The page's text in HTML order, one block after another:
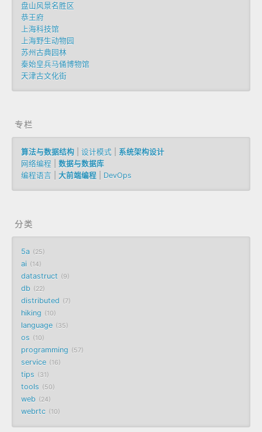
盘山风景名胜区
恭王府
上海科技馆
上海野生动物园
苏州古典园林
秦始皇兵马俑博物馆
天津古文化街
专栏
算法与数据结构 设计模式
系统架构设计
网络编程
数据与数据库
编程语言
大前端编程 DevOps
分类
5a 25
ai 14
datastruct 9
db 22
distributed 7
hiking 10
language 35
os 10
programming 57
service 16
tips 31
tools 50
web 24
webrtc 10